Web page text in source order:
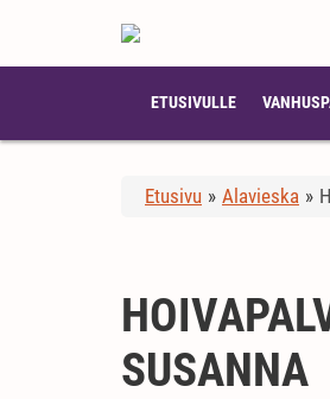
ETUSIVULLE
Etusivu » Alavieska »
SUSANNA